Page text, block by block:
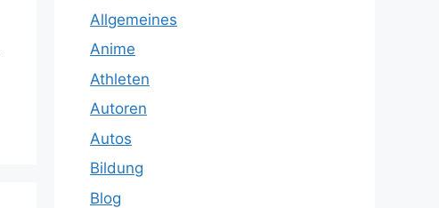
Allgemeines
Anime
Athleten
Autoren
Autos
Bildung
Blog